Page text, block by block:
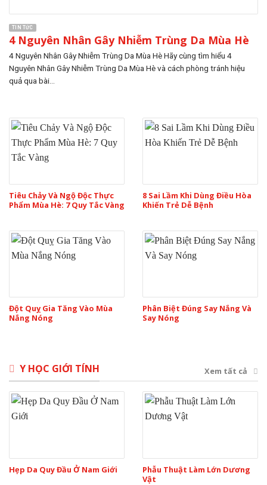
TIN TỨC
4 Nguyên Nhân Gây Nhiễm Trùng Da Mùa Hè
4 Nguyên Nhân Gây Nhiễm Trùng Da Mùa Hè Hãy cùng tìm hiểu 4
Nguyên Nhân Gây Nhiễm Trùng Da Mùa Hè và cách phòng tránh hiệu
quả qua bài...
Tiêu Chảy Và Ngộ Độc Thực
Phẩm Mùa Hè: 7 Quy Tắc Vàng
8 Sai Lầm Khi Dùng Điều Hòa
Khiến Trẻ Dễ Bệnh
Đột Quỵ Gia Tăng Vào Mùa
Nắng Nóng
Phân Biệt Đúng Say Nắng Và
Say Nóng
Y HỌC GIỚI TÍNH Xem tất cả
Hẹp Da Quy Đầu Ở Nam Giới
Phẫu Thuật Làm Lớn Dương
Vật